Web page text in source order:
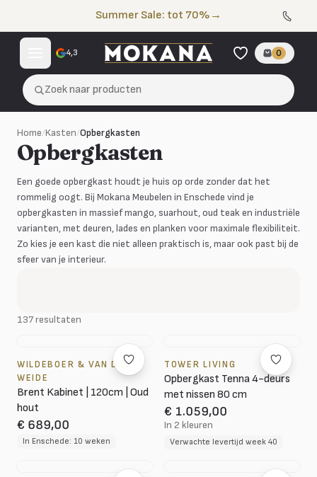
Summer Sale: tot 70% →
4,3 0
Zoek naar producten
Home/Kasten/Opbergkasten
Opbergkasten
Een goede opbergkast houdt je huis op orde zonder dat het
rommelig oogt. Bij Mokana Meubelen in Enschede vind je
opbergkasten in massief mango, suarhout, oud teak en industriële
varianten, met deuren, lades en planken voor maximale flexibiliteit.
Zo kies je een kast die niet alleen praktisch is, maar ook past bij de
sfeer van je interieur.
137 resultaten
WILDEBOER & VAN DER
WEIDE
Brent Kabinet | 120cm | Oud
hout
€ 689,00
In Enschede: 10 weken
TOWER LIVING
Opbergkast Tenna 4-deurs
met nissen 80 cm
€ 1.059,00
In 2 kleuren
Verwachte levertijd week 40